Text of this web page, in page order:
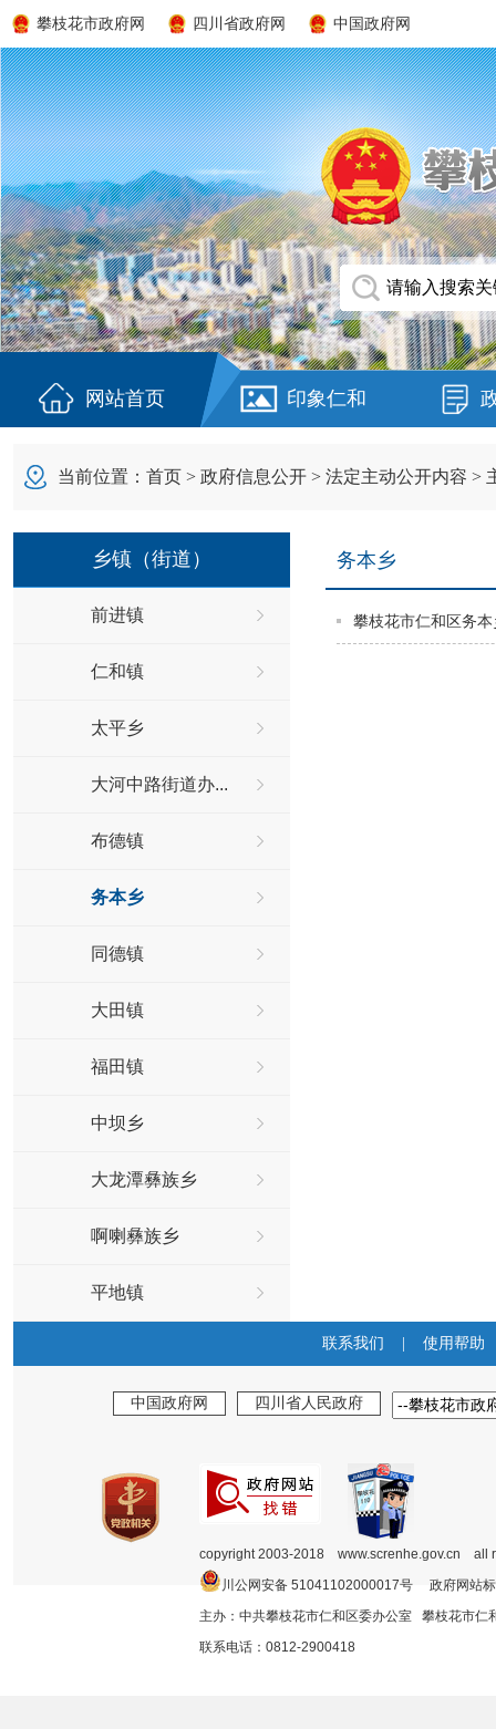
攀枝花市政府网 四川省政府网 中国政府网
网站首页 印象仁和
当前位置： 首页 > 政府信息公开 > 法定主动公开内容 >
乡镇（街道）
前进镇
仁和镇
太平乡
大河中路街道办...
布德镇
务本乡
同德镇
大田镇
福田镇
中坝乡
大龙潭彝族乡
啊喇彝族乡
平地镇
务本乡
攀枝花市仁和区务
联系我们 使用帮助
中国政府网 四川省人民政府
copyright 2003-2018 www.screnhe.gov.cn
川公网安备 51041102000017号 政府网站
主办：中共攀枝花市仁和区委办公室 攀枝花市
联系电话：0812-2900418